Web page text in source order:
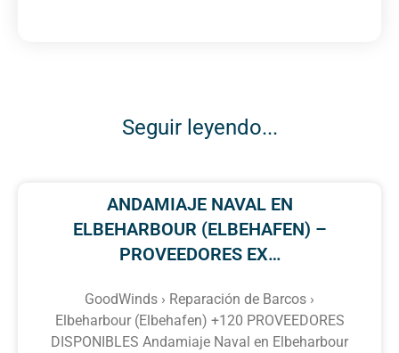
Seguir leyendo...
ANDAMIAJE NAVAL EN
ELBEHARBOUR (ELBEHAFEN) –
PROVEEDORES EX…
GoodWinds › Reparación de Barcos ›
Elbeharbour (Elbehafen) +120 PROVEEDORES
DISPONIBLES Andamiaje Naval en Elbeharbour